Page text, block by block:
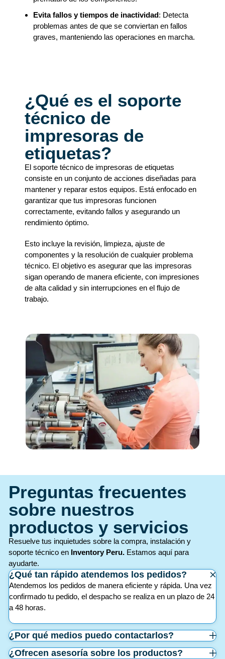
Evita fallos y tiempos de inactividad: Detecta
problemas antes de que se conviertan en fallos
graves, manteniendo las operaciones en marcha.
¿Qué es el soporte
técnico de
impresoras de
etiquetas?
El soporte técnico de impresoras de etiquetas
consiste en un conjunto de acciones diseñadas para
mantener y reparar estos equipos. Está enfocado en
garantizar que tus impresoras funcionen
correctamente, evitando fallos y asegurando un
rendimiento óptimo.
Esto incluye la revisión, limpieza, ajuste de
componentes y la resolución de cualquier problema
técnico. El objetivo es asegurar que las impresoras
sigan operando de manera eficiente, con impresiones
de alta calidad y sin interrupciones en el flujo de
trabajo.
Preguntas frecuentes
sobre nuestros
productos y servicios
Resuelve tus inquietudes sobre la compra, instalación y
soporte técnico en Inventory Peru.Estamos aquí para
ayudarte.
¿Qué tan rápido atendemos los pedidos?
Atendemos los pedidos de manera eficiente y rápida. Una vez
confirmado tu pedido, el despacho se realiza en un plazo de 24
a 48 horas.
¿Por qué medios puedo contactarlos?
¿Ofrecen asesoría sobre los productos?